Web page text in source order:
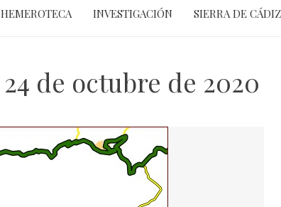
HEMEROTECA INVESTIGACIÓN SIERRA DE CÁDIZ
24 de octubre de 2020